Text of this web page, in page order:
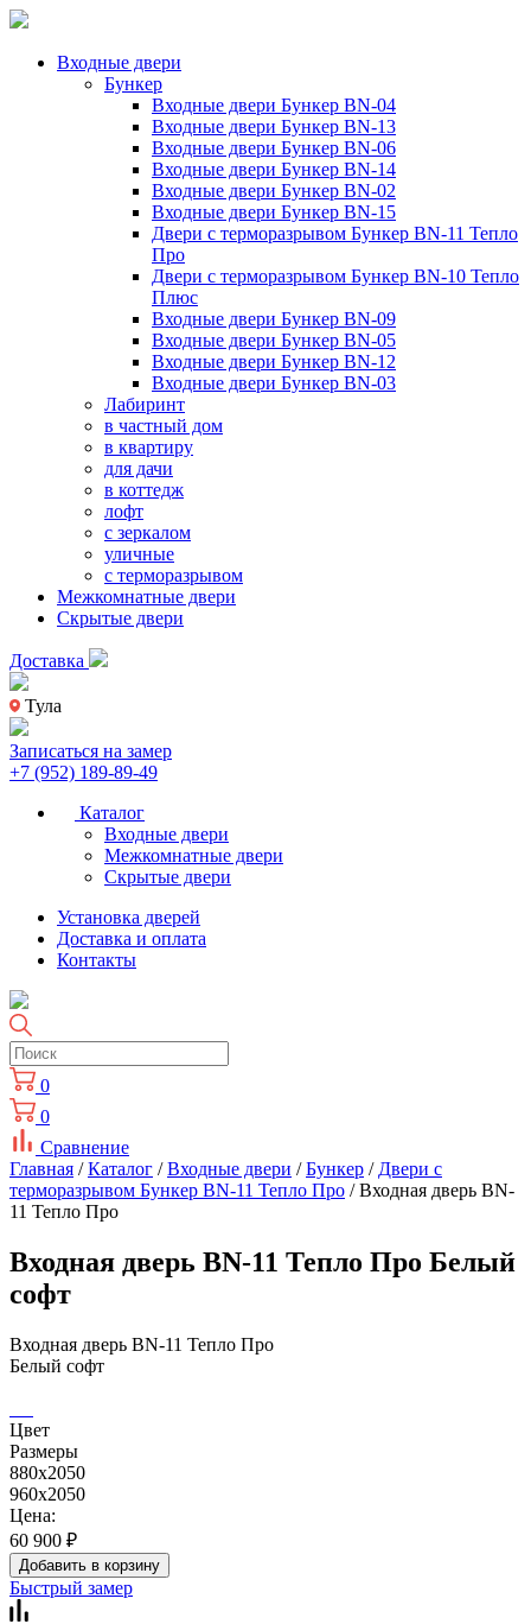
Входные двери
Бункер
Входные двери Бункер BN-04
Входные двери Бункер BN-13
Входные двери Бункер BN-06
Входные двери Бункер BN-14
Входные двери Бункер BN-02
Входные двери Бункер BN-15
Двери с терморазрывом Бункер BN-11 Тепло
Про
Двери с терморазрывом Бункер BN-10 Тепло
Плюс
Входные двери Бункер BN-09
Входные двери Бункер BN-05
Входные двери Бункер BN-12
Входные двери Бункер BN-03
Лабиринт
в частный дом
в квартиру
для дачи
в коттедж
лофт
с зеркалом
уличные
с терморазрывом
Межкомнатные двери
Скрытые двери
Доставка
Тула
Записаться на замер
+7 (952) 189-89-49
Каталог
Входные двери
Межкомнатные двери
Скрытые двери
Установка дверей
Доставка и оплата
Контакты
0
0
Сравнение
Главная /Каталог /Входные двери /Бункер / Двери с
терморазрывом Бункер BN-11 Тепло Про / Входная дверь BN-
11 Тепло Про
Входная дверь BN-11 Тепло Про Белый
софт
Входная дверь BN-11 Тепло Про
Белый софт
Цвет
Размеры
880x2050
960x2050
Цена:
60 900 ₽
Добавить в корзину
Быстрый замер